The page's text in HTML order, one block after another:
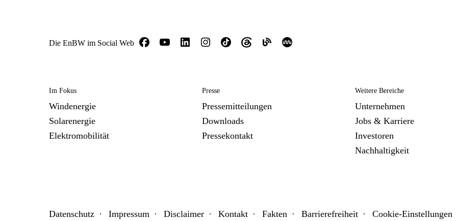
Die EnBW im Social Web
Im Fokus
Windenergie
Solarenergie
Elektromobilität
Presse
Pressemitteilungen
Downloads
Pressekontakt
Weitere Bereiche
Unternehmen
Jobs & Karriere
Investoren
Nachhaltigkeit
Datenschutz Impressum Disclaimer Kontakt Fakten Barrierefreiheit Cookie-Einstellungen